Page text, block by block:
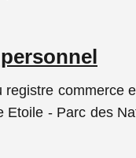
commerce
- Parc des